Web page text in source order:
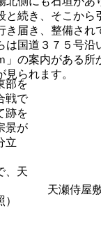
天瀬侍屋
続き、そこから
き届き、整備され
は国道３７５号沿
」の案内がある所
られます。
部を
戦で
跡を
景が
立
、天